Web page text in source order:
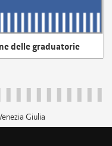
delle graduatorie
Giulia